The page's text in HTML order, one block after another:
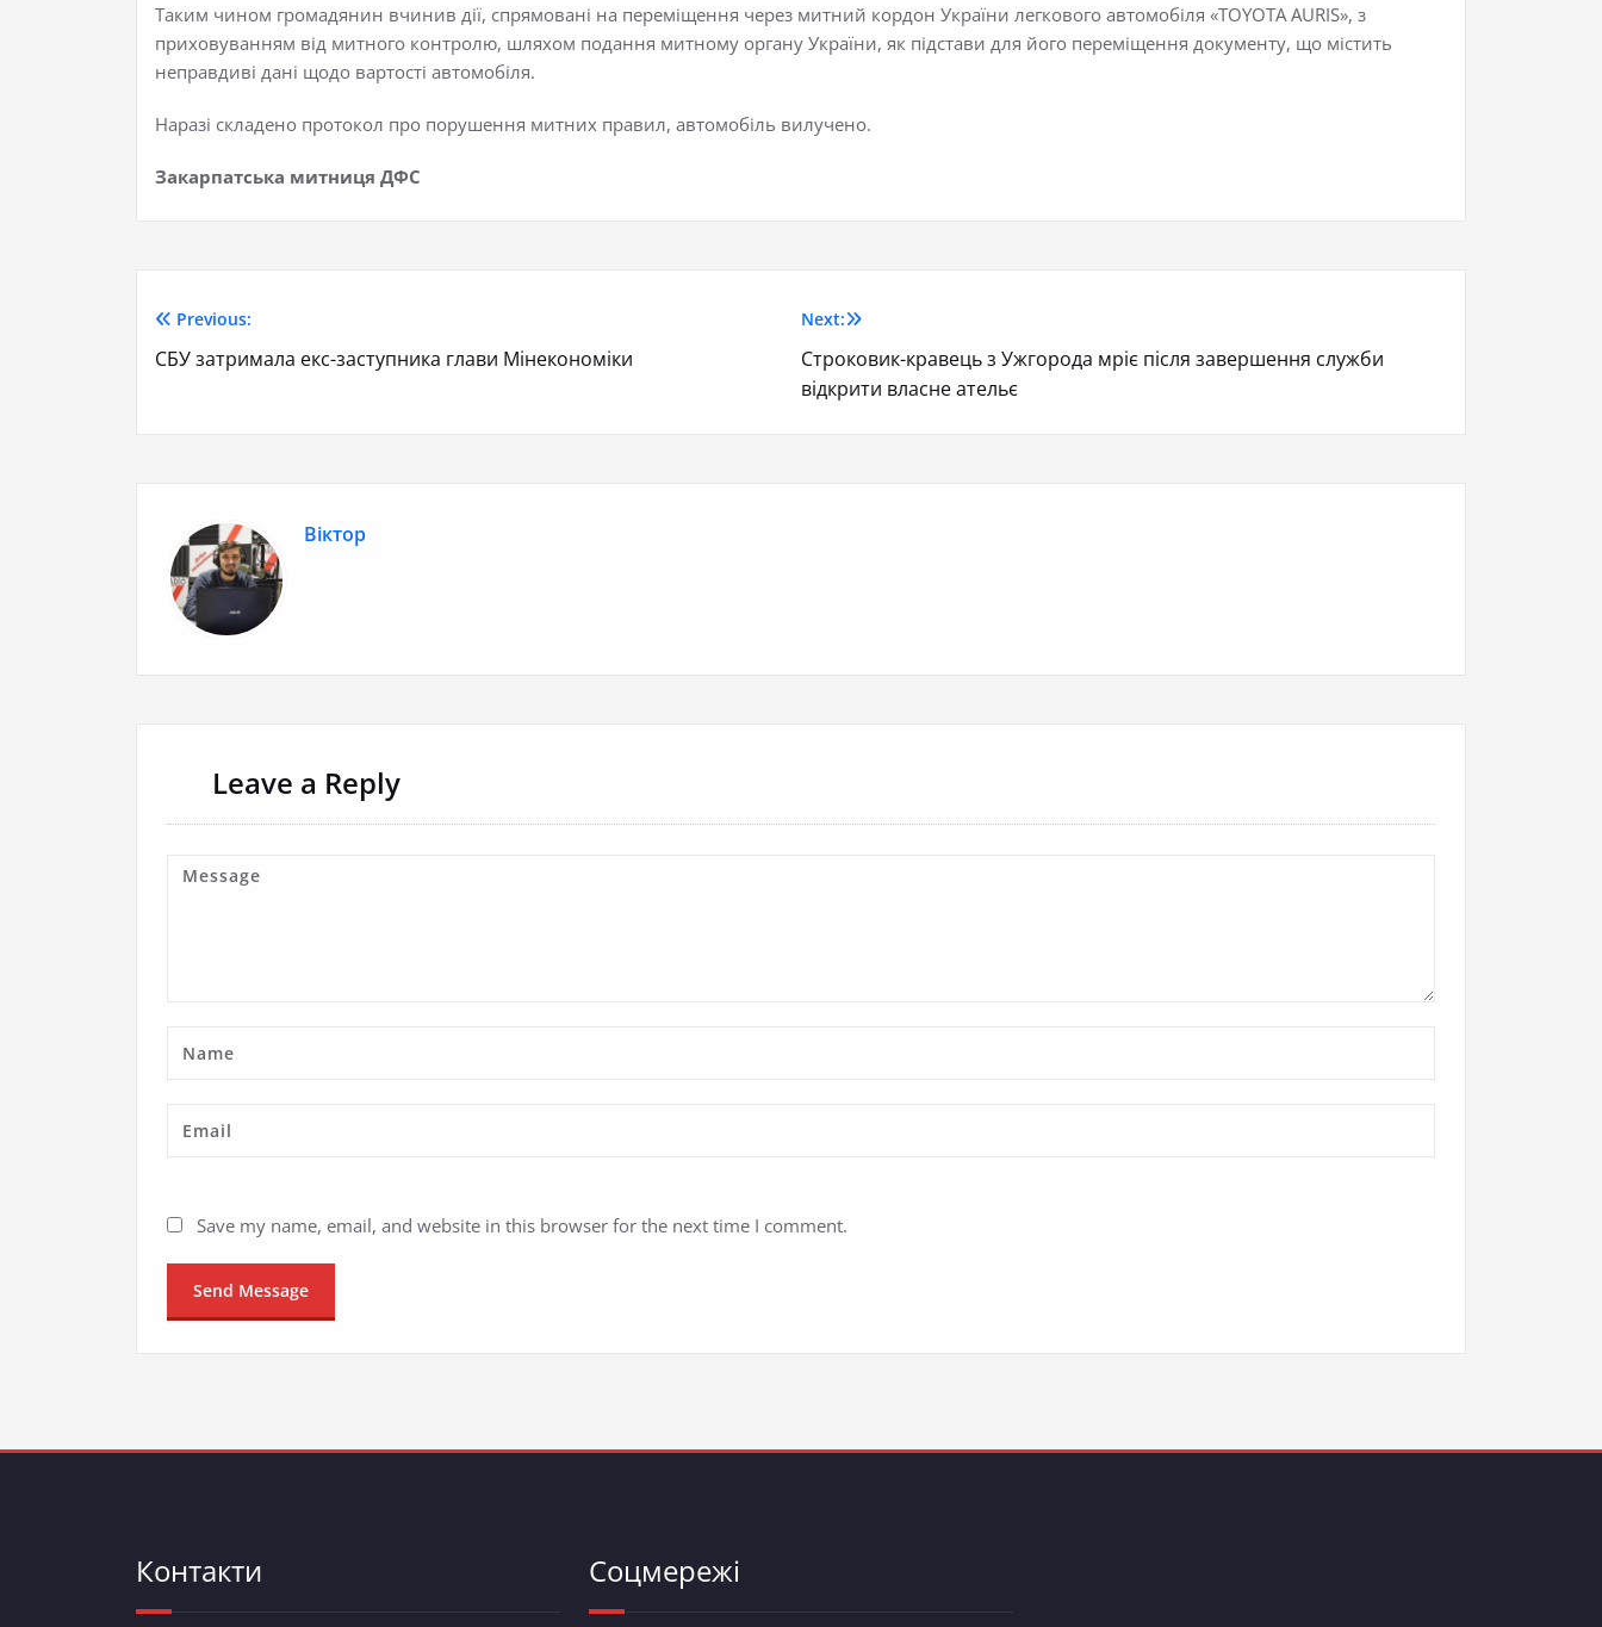
Таким чином громадянин вчинив дії, спрямовані на переміщення через митний кордон України легкового автомобіля «TOYOTA AURIS», з
приховуванням від митного контролю, шляхом подання митному органу України, як підстави для його переміщення документу, що містить
неправдиві дані щодо вартості автомобіля.
Наразі складено протокол про порушення митних правил, автомобіль вилучено.
Закарпатська митниця ДФС
Previous:
СБУ затримала екс-заступника глави Мінекономіки
Next:
Строковик-кравець з Ужгорода мріє після завершення служби
відкрити власне ательє
Віктор
Leave a Reply
Save my name, email, and website in this browser for the next time I comment.
Контакти Соцмережі